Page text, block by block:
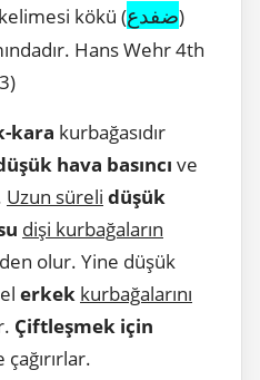
kelimesi kökü (ضفدع)
Hans Wehr 4th
kara kurbağasıdır
hava basıncı ve
Uzun süreli düşük
dişi kurbağaların
olur. Yine düşük
erkek kurbağalarını
Çiftleşmek için